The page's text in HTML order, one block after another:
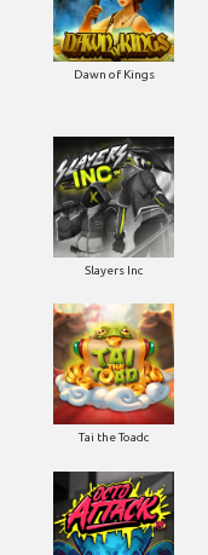
Dawn of Kings
Slayers Inc
Tai the Toadc